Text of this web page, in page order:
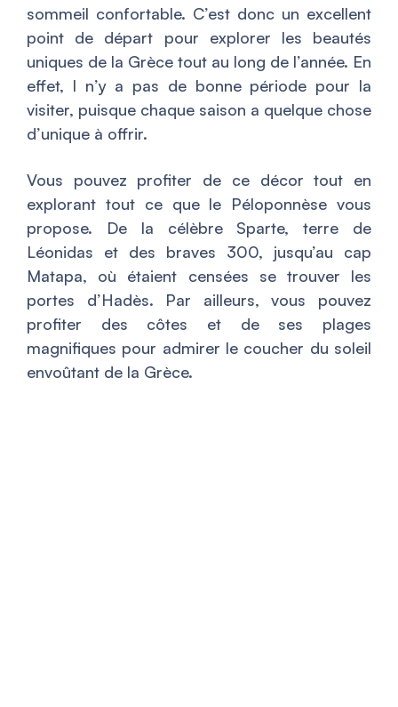
sommeil confortable. C’est donc un excellent
point de départ pour explorer les beautés
uniques de la Grèce tout au long de l’année. En
effet, l n’y a pas de bonne période pour la
visiter, puisque chaque saison a quelque chose
d’unique à offrir.
Vous pouvez profiter de ce décor tout en
explorant tout ce que le Péloponnèse vous
propose. De la célèbre Sparte, terre de
Léonidas et des braves 300, jusqu’au cap
Matapa, où étaient censées se trouver les
portes d’Hadès. Par ailleurs, vous pouvez
profiter des côtes et de ses plages
magnifiques pour admirer le coucher du soleil
envoûtant de la Grèce.